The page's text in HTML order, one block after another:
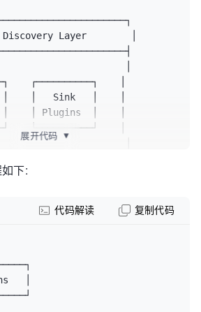
Layer        │
┌──────────┐    │
│    │   Sink   │    │
│    │ Plugins  │    │
└──────────┘    │
│
│ Factory  │    │
└──────────┘    │
│
Layer        │
展开代码 ▼
下:
代码解读 复制代码